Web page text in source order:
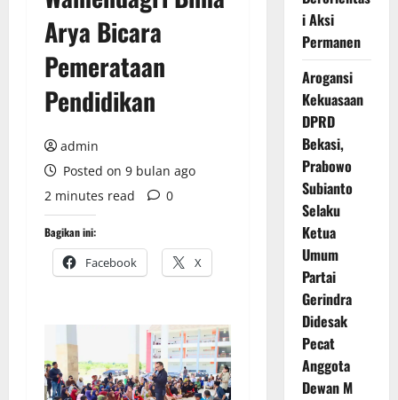
Arya Bicara
Pemerataan
Pendidikan
admin
Posted on 9 bulan ago
2 minutes read
0
Bagikan ini:
Facebook X
i Aksi
Permanen
Arogansi
Kekuasaan
DPRD
Bekasi,
Prabowo
Subianto
Selaku
Ketua
Umum
Partai
Gerindra
Didesak
Pecat
Anggota
Dewan M